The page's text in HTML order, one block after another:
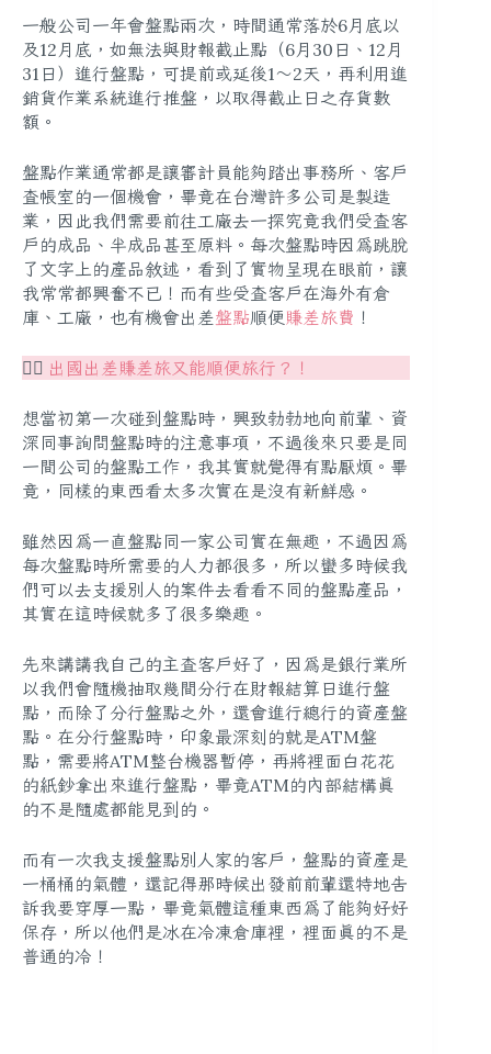
一般公司一年會盤點兩次，時間通常落於6月底以
及12月底，如無法與財報截止點（6月30日、12月
31日）進行盤點，可提前或延後1～2天，再利用進
銷貨作業系統進行推盤，以取得截止日之存貨數
額。
盤點作業通常都是讓審計員能夠踏出事務所、客戶
查帳室的一個機會，畢竟在台灣許多公司是製造
業，因此我們需要前往工廠去一探究竟我們受查客
戶的成品、半成品甚至原料。每次盤點時因為跳脫
了文字上的產品敘述，看到了實物呈現在眼前，讓
我常常都興奮不已！而有些受查客戶在海外有倉
庫、工廠，也有機會出差盤點順便賺差旅費 ！
👉🏻 出國出差 賺差旅又能順便旅行？！
想當初第一次碰到盤點時，興致勃勃地向前輩、資
深同事詢問盤點時的注意事項，不過後來只要是同
一間公司的盤點工作，我其實就覺得有點厭煩。畢
竟，同樣的東西看太多次實在是沒有新鮮感。
雖然因為一直盤點同一家公司實在無趣，不過因為
每次盤點時所需要的人力都很多，所以蠻多時候我
們可以去支援別人的案件去看看不同的盤點產品，
其實在這時候就多了很多樂趣。
先來講講我自己的主查客戶好了，因為是銀行業所
以我們會隨機抽取幾間分行在財報結算日進行盤
點，而除了分行盤點之外，還會進行總行的資產盤
點。在分行盤點時，印象最深刻的就是ATM盤
點 ，需要將ATM整台機器暫停，再將裡面白花花
的紙鈔拿出來進行盤點，畢竟ATM的內部結構真
的不是隨處都能見到的。
而有一次我支援盤點別人家的客戶，盤點的資產是
一桶桶的氣體，還記得那時候出發前前輩還特地告
訴我要穿厚一點，畢竟氣體這種東西為了能夠好好
保存，所以他們是冰在冷凍倉庫裡，裡面真的不是
普通的冷！